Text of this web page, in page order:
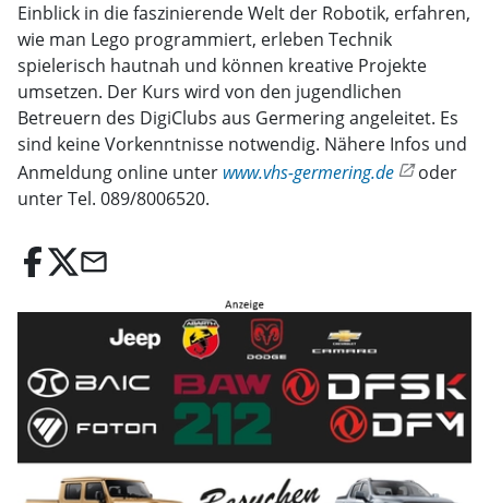
Einblick in die faszinierende Welt der Robotik, erfahren,
wie man Lego programmiert, erleben Technik
spielerisch hautnah und können kreative Projekte
umsetzen. Der Kurs wird von den jugendlichen
Betreuern des DigiClubs aus Germering angeleitet. Es
sind keine Vorkenntnisse notwendig. Nähere Infos und
Anmeldung online unter www.vhs-germering.de
oder
unter Tel. 089/8006520.
email